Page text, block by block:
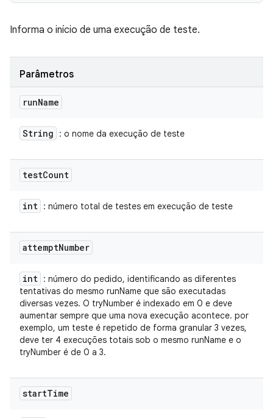
Informa o início de uma execução de teste.
Parâmetros
runName
String : o nome da execução de teste
testCount
int : número total de testes em execução de teste
attemptNumber
int : número do pedido, identificando as diferentes
tentativas do mesmo runName que são executadas
diversas vezes. O tryNumber é indexado em 0 e deve
aumentar sempre que uma nova execução acontece. por
exemplo, um teste é repetido de forma granular 3 vezes,
deve ter 4 execuções totais sob o mesmo runName e o
tryNumber é de 0 a 3.
startTime